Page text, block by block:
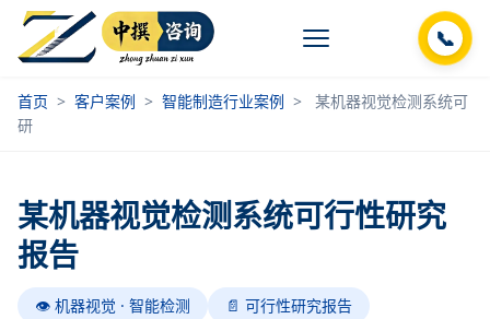
📞
首页 > 客户案例 > 智能制造行业案例 >
某机器视觉检测系统可
研
某机器视觉检测系统可行性研究
报告
👁️ 机器视觉 · 智能检测
📄 可行性研究报告